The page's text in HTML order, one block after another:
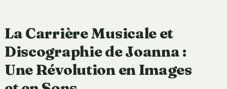
La Carrière Musicale et
Discographie de Joanna :
Une Révolution en Images